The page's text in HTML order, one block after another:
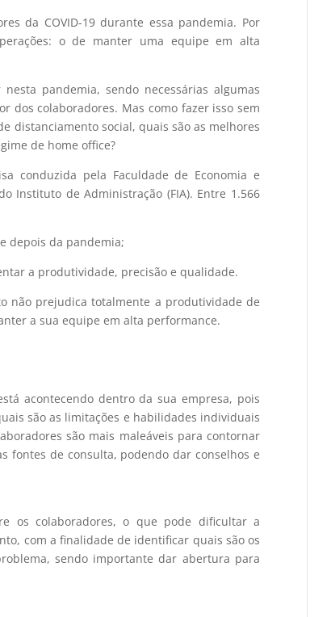
da COVID-19 durante essa pandemia. Por
o de manter uma equipe em alta
pandemia, sendo necessárias algumas
dos colaboradores. Mas como fazer isso sem
distanciamento social, quais são as melhores
de home office?
conduzida pela Faculdade de Economia e
Instituto de Administração (FIA). Entre 1.566
depois da pandemia;
a produtividade, precisão e qualidade.
não prejudica totalmente a produtividade de
a sua equipe em alta performance.
acontecendo dentro da sua empresa, pois
são as limitações e habilidades individuais
são mais maleáveis para contornar
fontes de consulta, podendo dar conselhos e
os colaboradores, o que pode dificultar a
com a finalidade de identificar quais são os
sendo importante dar abertura para